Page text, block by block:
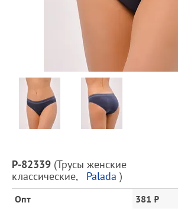
Описание
товара
и
цена
P-82339 (Трусы женские
классические, Palada )
Опт
381 ₽